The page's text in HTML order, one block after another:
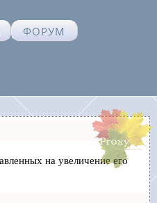
ФОРУМ
на увеличение его